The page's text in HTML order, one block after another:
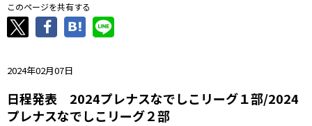
このページを共有する
2024年02月07日
日程発表 2024プレナスなでしこリーグ１部/2024
プレナスなでしこリーグ２部